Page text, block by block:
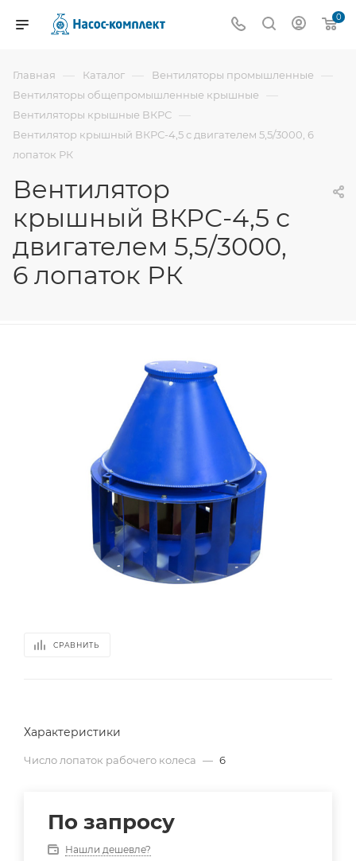
0
Главная — Каталог — Вентиляторы промышленные —
Вентиляторы общепромышленные крышные —
Вентиляторы крышные ВКРС —
Вентилятор крышный ВКРС-4,5 с двигателем 5,5/3000, 6
лопаток РК
Вентилятор
крышный ВКРС-4,5 с
двигателем 5,5/3000,
6 лопаток РК
СРАВНИТЬ
Характеристики
Число лопаток рабочего колеса — 6
По запросу
Нашли дешевле?